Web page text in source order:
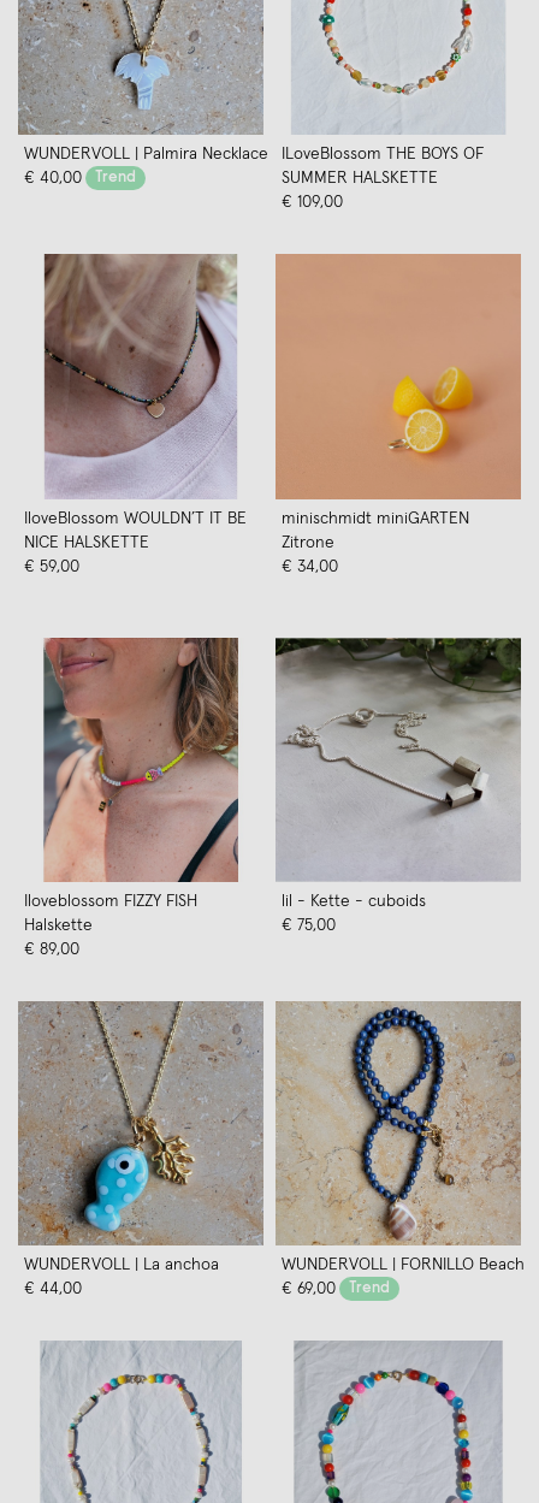
WUNDERVOLL | Palmira Necklace
€ 40,00
Trend
ILoveBlossom THE BOYS OF
SUMMER HALSKETTE
€ 109,00
IloveBlossom WOULDN’T IT BE
NICE HALSKETTE
€ 59,00
minischmidt miniGARTEN
Zitrone
€ 34,00
Iloveblossom FIZZY FISH
Halskette
€ 89,00
lil - Kette - cuboids
€ 75,00
WUNDERVOLL | La anchoa
€ 44,00
WUNDERVOLL | FORNILLO Beach
€ 69,00
Trend